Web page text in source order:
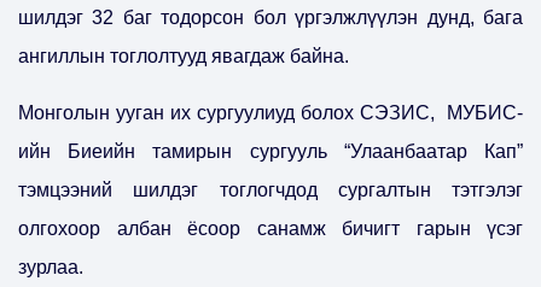
шилдэг 32 баг тодорсон бол үргэлжлүүлэн дунд, бага
ангиллын тоглолтууд явагдаж байна.
Монголын ууган их сургуулиуд болох СЭЗИС, МУБИС-
ийн Биеийн тамирын сургууль “Улаанбаатар Кап”
тэмцээний шилдэг тоглогчдод сургалтын тэтгэлэг
олгохоор албан ёсоор санамж бичигт гарын үсэг
зурлаа.